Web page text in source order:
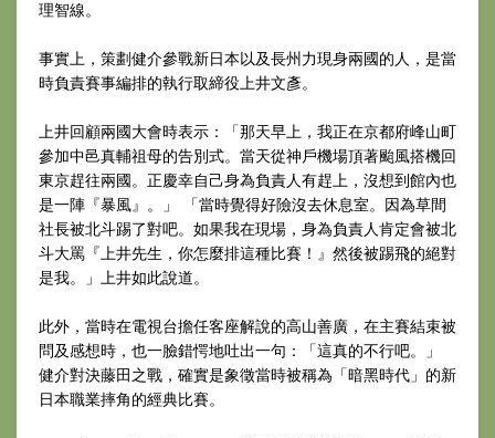
理智線。
事實上，策劃健介參戰新日本以及長州力現身兩國的人，是當
時負責賽事編排的執行取締役上井文彥。
上井回顧兩國大會時表示：「那天早上，我正在京都府峰山町
參加中邑真輔祖母的告別式。當天從神戶機場頂著颱風搭機回
東京趕往兩國。正慶幸自己身為負責人有趕上，沒想到館內也
是一陣『暴風』。」 「當時覺得好險沒去休息室。因為草間
社長被北斗踢了對吧。如果我在現場，身為負責人肯定會被北
斗大罵『上井先生，你怎麼排這種比賽！』然後被踢飛的絕對
是我。」上井如此說道。
此外，當時在電視台擔任客座解說的高山善廣，在主賽結束被
問及感想時，也一臉錯愕地吐出一句：「這真的不行吧。」
健介對決藤田之戰，確實是象徵當時被稱為「暗黑時代」的新
日本職業摔角的經典比賽。